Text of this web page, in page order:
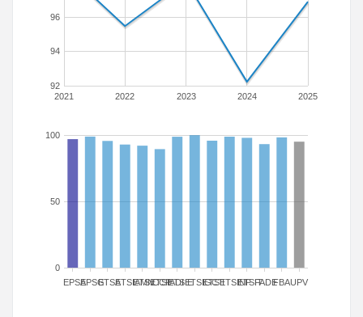
2021 2022 2023 2024 2025
92
94
96
EPSAEPSGETSAETSIAMN
ETSICCP
ETSIADI
ETSIEETSIGCT
ETSIIETSINFETSITFADEFBAUPV
0
50
100